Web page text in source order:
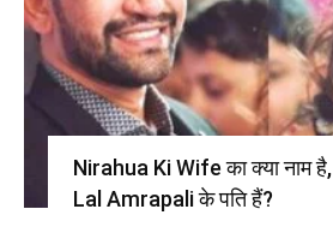
Nirahua Ki Wife का क्या नाम
Lal Amrapali के पति हैं?